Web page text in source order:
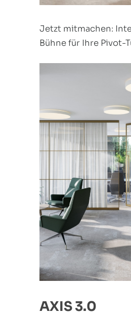
Jetzt mitmachen:
Bühne für Ihre Pivot-
AXIS 3.0